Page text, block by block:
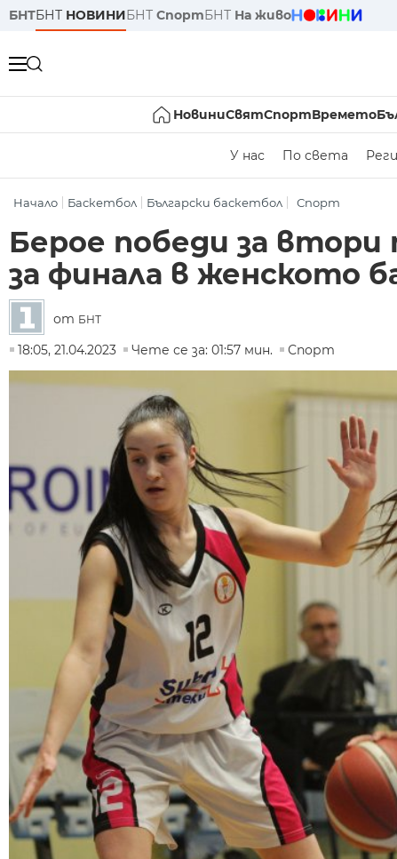
БНТБНТ НОВИНИБНТ СпортБНТ На живо
НовиниСвятСпортВремето
У нас По света
Начало Баскетбол Български баскетбол Спорт
Берое победи за
за финала в женското
от БНТ
18:05, 21.04.2023
Чете се за: 01:57 мин. Спорт